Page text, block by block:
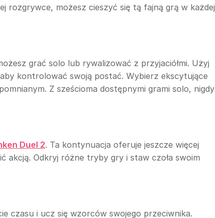
rozgrywce, możesz cieszyć się tą fajną grą w każdej
grać solo lub rywalizować z przyjaciółmi. Użyj
kontrolować swoją postać. Wybierz ekscytujące
Z sześcioma dostępnymi grami solo, nigdy
Duel 2. Ta kontynuacja oferuje jeszcze więcej
akcją. Odkryj różne tryby gry i staw czoła swoim
czasu i ucz się wzorców swojego przeciwnika.